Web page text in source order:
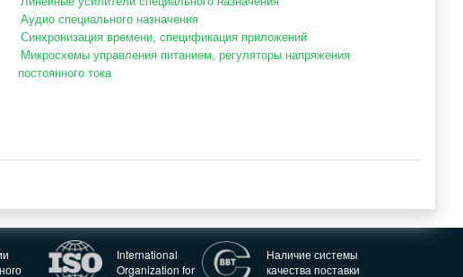
Аудио специального назначения
Синхронизация времени, спецификация приложений
Микросхемы управления питанием, регуляторы напряжения
постоянного тока
International
Organization for
Наличие системы
качества поставки